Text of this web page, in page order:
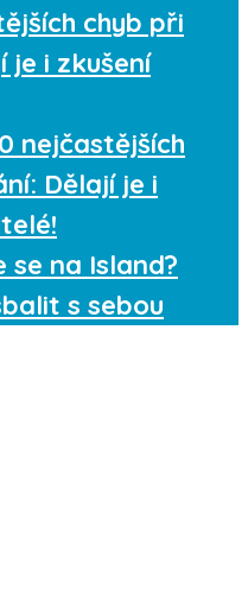
chyb při
je i zkušení
nejčastějších
Dělají je i
se na Island?
s sebou